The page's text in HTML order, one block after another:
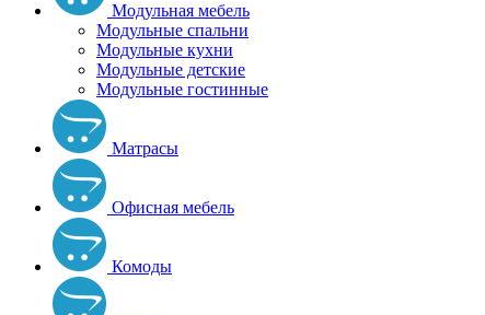
Модульная мебель
Модульные спальни
Модульные кухни
Модульные детские
Модульные гостинные
Матрасы
Офисная мебель
Комоды